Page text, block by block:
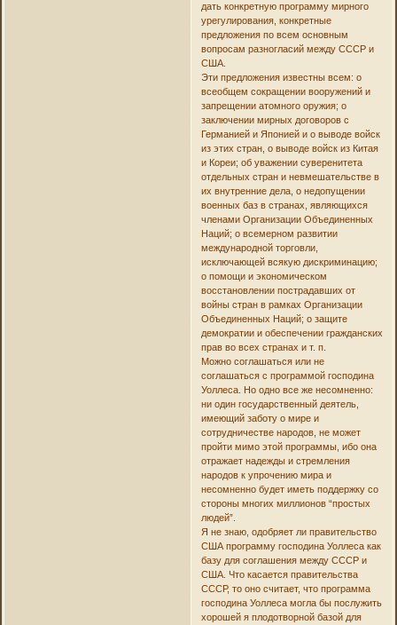
дать конкретную программу мирного
урегулирования, конкретные
предложения по всем основным
вопросам разногласий между СССР и
США.
Эти предложения известны всем: о
всеобщем сокращении вооружений и
запрещении атомного оружия; о
заключении мирных договоров с
Германией и Японией и о выводе войск
из этих стран, о выводе войск из Китая
и Кореи; об уважении суверенитета
отдельных стран и невмешательстве в
их внутренние дела, о недопущении
военных баз в странах, являющихся
членами Организации Объединенных
Наций; о всемерном развитии
международной торговли,
исключающей всякую дискриминацию;
о помощи и экономическом
восстановлении пострадавших от
войны стран в рамках Организации
Объединенных Наций; о защите
демократии и обеспечении гражданских
прав во всех странах и т. п.
Можно соглашаться или не
соглашаться с программой господина
Уоллеса. Но одно все же несомненно:
ни один государственный деятель,
имеющий заботу о мире и
сотрудничестве народов, не может
пройти мимо этой программы, ибо она
отражает надежды и стремления
народов к упрочению мира и
несомненно будет иметь поддержку со
стороны многих миллионов “простых
людей”.
Я не знаю, одобряет ли правительство
США программу господина Уоллеса как
базу для соглашения между СССР и
США. Что касается правительства
СССР, то оно считает, что программа
господина Уоллеса могла бы послужить
хорошей я плодотворной базой для